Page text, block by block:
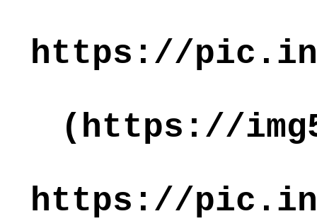
https://pic.in.th/
(https://
https://pic.in.th/